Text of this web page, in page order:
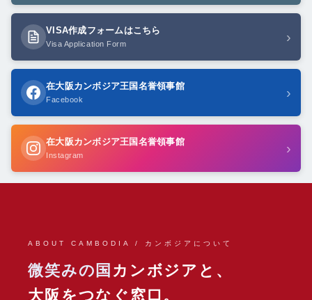
VISA作成フォームはこちら
Visa Application Form ›
在大阪カンボジア王国名誉領事館
Facebook ›
在大阪カンボジア王国名誉領事館
Instagram ›
ABOUT CAMBODIA / カンボジアについて
微笑みの国 カンボジアと、
大阪をつなぐ窓口。